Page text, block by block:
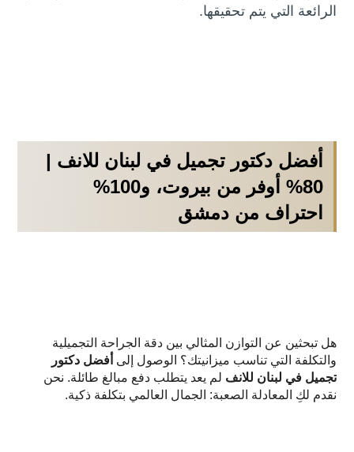
الرائعة التي يتم تحقيقها.
أفضل دكتور تجميل في لبنان للانف |
80% أوفر من بيروت، و100%
احتراف من دمشق
هل تبحثين عن التوازن المثالي بين دقة الجراحة التجميلية
والتكلفة التي تناسب ميزانيتك؟ الوصول إلى أفضل دكتور
تجميل في لبنان للانف لم يعد يتطلب دفع مبالغ طائلة. نحن
نقدم لكِ المعادلة الصعبة: الجمال العالمي بتكلفة ذكية.